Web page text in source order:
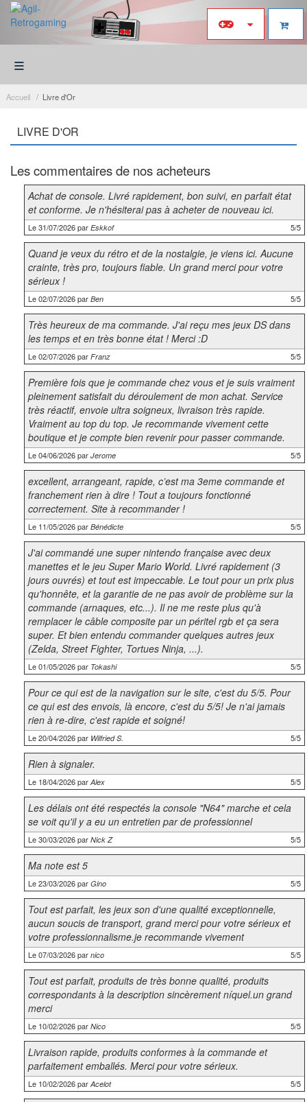
≡
Accueil Livre d'Or
LIVRE D'OR
Les commentaires de nos acheteurs
Achat de console. Livré rapidement, bon suivi, en parfait état
et conforme. Je n'hésiterai pas à acheter de nouveau ici.
Le 31/07/2026 par Eskkof 5/5
Quand je veux du rétro et de la nostalgie, je viens ici. Aucune
crainte, très pro, toujours fiable. Un grand merci pour votre
sérieux !
Le 02/07/2026 par Ben 5/5
Très heureux de ma commande. J'ai reçu mes jeux DS dans
les temps et en très bonne état ! Merci :D
Le 02/07/2026 par Franz 5/5
Première fois que je commande chez vous et je suis vraiment
pleinement satisfait du déroulement de mon achat. Service
très réactif, envoie ultra soigneux, livraison très rapide.
Vraiment au top du top. Je recommande vivement cette
boutique et je compte bien revenir pour passer commande.
Le 04/06/2026 par Jerome 5/5
excellent, arrangeant, rapide, c’est ma 3eme commande et
franchement rien à dire ! Tout a toujours fonctionné
correctement. Site à recommander !
Le 11/05/2026 par Bénédicte 5/5
J'ai commandé une super nintendo française avec deux
manettes et le jeu Super Mario World. Livré rapidement (3
jours ouvrés) et tout est impeccable. Le tout pour un prix plus
qu'honnête, et la garantie de ne pas avoir de problème sur la
commande (arnaques, etc...). Il ne me reste plus qu'à
remplacer le câble composite par un péritel rgb et ça sera
super. Et bien entendu commander quelques autres jeux
(Zelda, Street Fighter, Tortues Ninja, ...).
Le 01/05/2026 par Tokashi 5/5
Pour ce qui est de la navigation sur le site, c'est du 5/5. Pour
ce qui est des envois, là encore, c'est du 5/5! Je n'ai jamais
rien à re-dire, c'est rapide et soigné!
Le 20/04/2026 par Wilfried S. 5/5
Rien à signaler.
Le 18/04/2026 par Alex 5/5
Les délais ont été respectés la console "N64" marche et cela
se voit qu'il y a eu un entretien par de professionnel
Le 30/03/2026 par Nick Z 5/5
Ma note est 5
Le 23/03/2026 par Gino 5/5
Tout est parfait, les jeux son d'une qualité exceptionnelle,
aucun soucis de transport, grand merci pour votre sérieux et
votre professionnalisme.je recommande vivement
Le 07/03/2026 par nico 5/5
Tout est parfait, produits de très bonne qualité, produits
correspondants à la description sincèrement níquel.un grand
merci
Le 10/02/2026 par Nico 5/5
Livraison rapide, produits conformes à la commande et
parfaitement emballés. Merci pour votre sérieux.
Le 10/02/2026 par Acelot 5/5